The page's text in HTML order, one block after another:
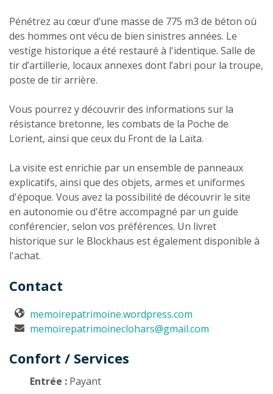
Pénétrez au cœur d’une masse de 775 m3 de béton où
des hommes ont vécu de bien sinistres années. Le
vestige historique a été restauré à l'identique. Salle de
tir d’artillerie, locaux annexes dont l’abri pour la troupe,
poste de tir arrière.
Vous pourrez y découvrir des informations sur la
résistance bretonne, les combats de la Poche de
Lorient, ainsi que ceux du Front de la Laïta.
La visite est enrichie par un ensemble de panneaux
explicatifs, ainsi que des objets, armes et uniformes
d'époque. Vous avez la possibilité de découvrir le site
en autonomie ou d'être accompagné par un guide
conférencier, selon vos préférences. Un livret
historique sur le Blockhaus est également disponible à
l'achat.
Contact
memoirepatrimoine.wordpress.com
memoirepatrimoineclohars@gmail.com
Confort / Services
Entrée : Payant